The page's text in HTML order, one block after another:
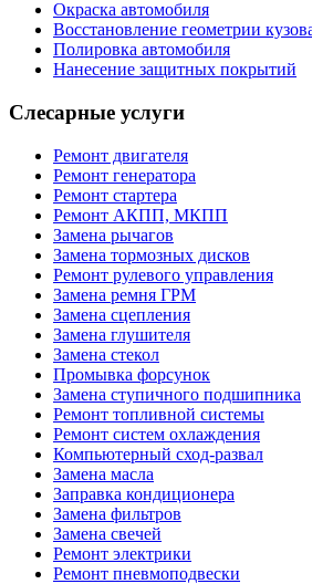
Окраска автомобиля
Восстановление геометрии
Полировка автомобиля
Нанесение защитных покрытий
Слесарные услуги
Ремонт двигателя
Ремонт генератора
Ремонт стартера
Ремонт АКПП, МКПП
Замена рычагов
Замена тормозных дисков
Ремонт рулевого управления
Замена ремня ГРМ
Замена сцепления
Замена глушителя
Замена стекол
Промывка форсунок
Замена ступичного подшипника
Ремонт топливной системы
Ремонт систем охлаждения
Компьютерный сход-развал
Замена масла
Заправка кондиционера
Замена фильтров
Замена свечей
Ремонт электрики
Ремонт пневмоподвески